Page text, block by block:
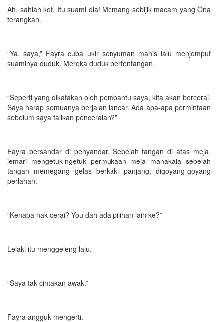
Ah, sahlah kot. Itu suami dia! Memang sebijik macam yang Ona
terangkan.
“Ya, saya,” Fayra cuba ukir senyuman manis lalu menjemput
suaminya duduk. Mereka duduk bertentangan.
“Seperti yang dikatakan oleh pembantu saya, kita akan bercerai.
Saya harap semuanya berjalan lancar. Ada apa-apa permintaan
sebelum saya failkan penceraian?”
Fayra bersandar di penyandar. Sebelah tangan di atas meja,
jemari mengetuk-ngetuk permukaan meja manakala sebelah
tangan memegang gelas berkaki panjang, digoyang-goyang
perlahan.
“Kenapa nak cerai? You dah ada pilihan lain ke?”
Lelaki itu menggeleng laju.
“Saya tak cintakan awak.”
Fayra angguk mengerti.